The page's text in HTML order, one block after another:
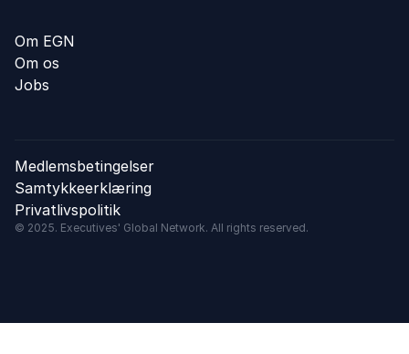
Om EGN
Om os
Jobs
© 2025. Executives' Global Network. All rights reserved.
Medlemsbetingelser
Samtykkeerklæring
Privatlivspolitik